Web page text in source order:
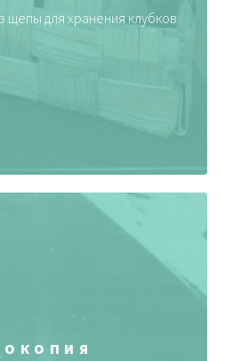
щепы для хранения клубков